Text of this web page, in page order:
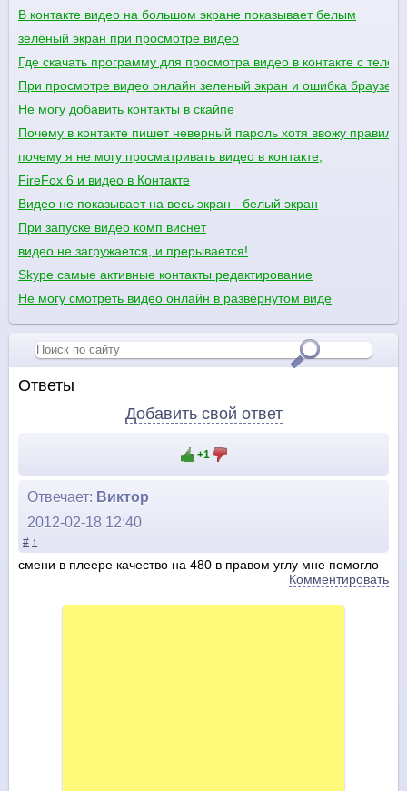
В контакте видео на большом экране показывает белым
зелёный экран при просмотре видео
Где скачать программу для просмотра видео в контакте с
При просмотре видео онлайн зеленый экран и ошибка браузера
Не могу добавить контакты в скайпе
Почему в контакте пишет неверный пароль хотя ввожу
почему я не могу просматривать видео в контакте,
FireFox 6 и видео в Контакте
Видео не показывает на весь экран - белый экран
При запуске видео комп виснет
видео не загружается, и прерывается!
Skype самые активные контакты редактирование
Не могу смотреть видео онлайн в развёрнутом виде
Ответы
Добавить свой ответ
+1
Отвечает: Виктор
2012-02-18 12:40
# ↑
смени в плеере качество на 480 в правом углу мне помогло
Комментировать